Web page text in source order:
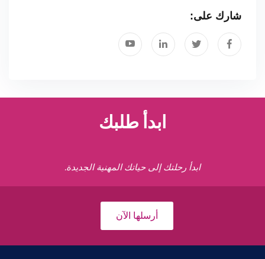
شارك على:
ابدأ طلبك
ابدأ رحلتك إلى حياتك المهنية الجديدة.
أرسلها الآن